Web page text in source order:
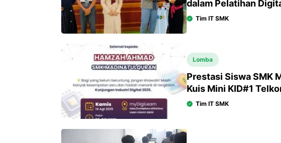
dalam Pelatihan
Tim IT SMK
Lomba
Prestasi Siswa SMK
Kuis Mini KID#1
Tim IT SMK